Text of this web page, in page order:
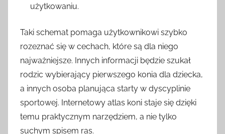
użytkowaniu.
Taki schemat pomaga użytkownikowi szybko
rozeznać się w cechach, które są dla niego
najważniejsze. Innych informacji będzie szukał
rodzic wybierający pierwszego konia dla dziecka,
a innych osoba planująca starty w dyscyplinie
sportowej. Internetowy atlas koni staje się dzięki
temu praktycznym narzędziem, a nie tylko
suchym spisem ras.